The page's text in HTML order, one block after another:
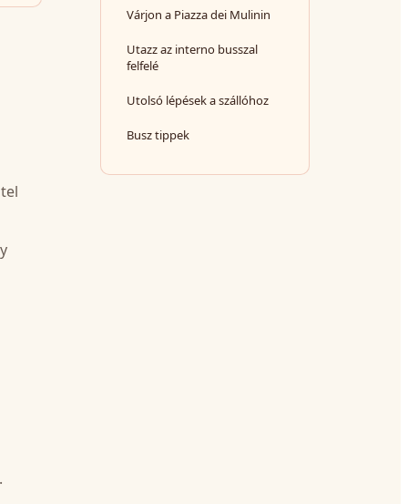
Várjon a Piazza dei Mulinin
Utazz az interno busszal
felfelé
Utolsó lépések a szállóhoz
Busz tippek